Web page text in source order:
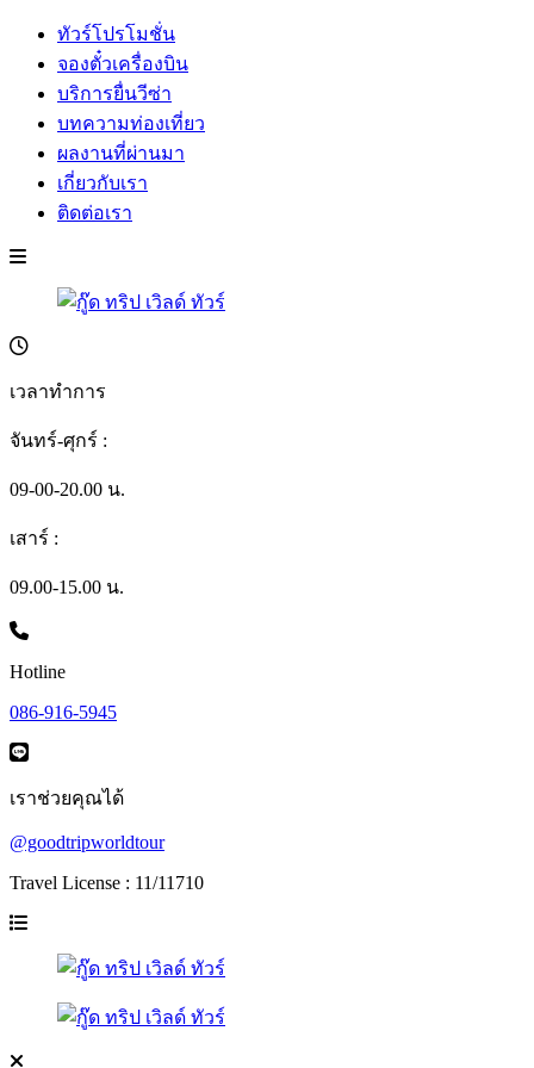
ทัวร์โปรโมชั่น
จองตั๋วเครื่องบิน
บริการยื่นวีซ่า
บทความท่องเที่ยว
ผลงานที่ผ่านมา
เกี่ยวกับเรา
ติดต่อเรา
เวลาทำการ
จันทร์-ศุกร์ :
09-00-20.00 น.
เสาร์ :
09.00-15.00 น.
Hotline
086-916-5945
เราช่วยคุณได้
@goodtripworldtour
Travel License : 11/11710